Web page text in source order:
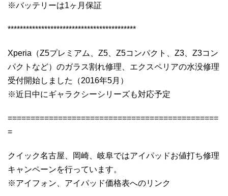
※バッテリーは1ヶ月保証
******************************************
Xperia（Z5プレミアム、Z5、Z5コンパクト、Z3、Z3コン
パクトなど）のガラス割れ修理、エクスペリアの水没修理
受付開始しました（2016年5月）
※近日中にギャラクシーシリーズも対応予定
==============================================
=
クイック名古屋、岡崎、岐阜ではアイパッドお値打ち修理
キャンペーンを行っています。
※アイフォン、アイパッド価格表へのリンク